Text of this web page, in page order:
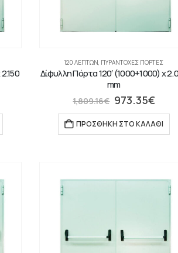
120 ΛΕΠΤΏΝ, ΠΥΡΆΝΤΟΧΕΣ ΠΌΡΤΕΣ
Δίφυλλη Πόρτα 120′ (1000+1000) x
mm
1,809.16€ 973.35€
ΠΡΟΣΘΉΚΗ ΣΤΟ ΚΑΛΆΘΙ